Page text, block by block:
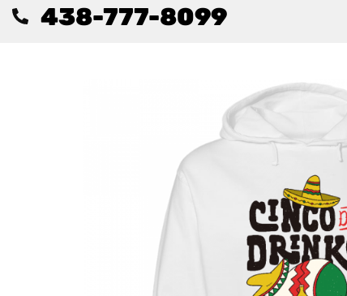
438-777-8099